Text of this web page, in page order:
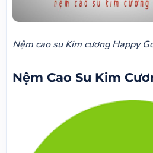
Nệm cao su Kim cương Happy
Nệm Cao Su Kim